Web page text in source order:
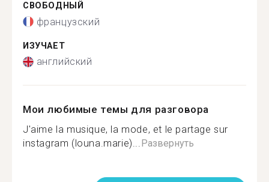
СВОБОДНЫЙ
французский
ИЗУЧАЕТ
английский
Мои любимые темы для разговора
J'aime la musique, la mode, et le partage sur
instagram (louna.marie)...Развернуть